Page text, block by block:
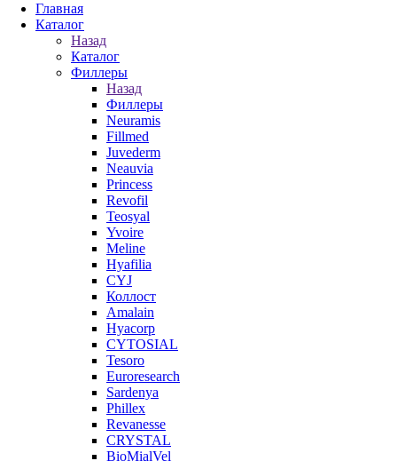
Главная
Каталог
Назад
Каталог
Филлеры
Назад
Филлеры
Neuramis
Fillmed
Juvederm
Neauvia
Princess
Revofil
Teosyal
Yvoire
Meline
Hyafilia
CYJ
Коллост
Amalain
Hyacorp
CYTOSIAL
Tesoro
Euroresearch
Sardenya
Phillex
Revanesse
CRYSTAL
BioMialVel